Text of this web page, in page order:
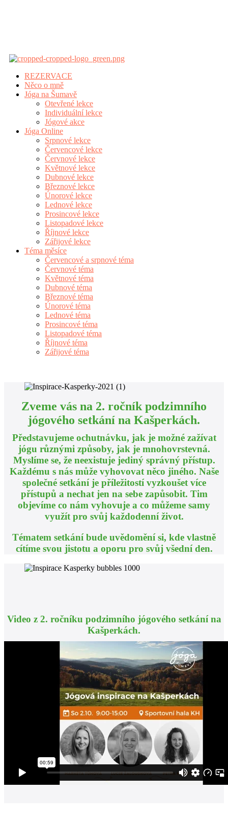
REZERVACE
Něco o mně
Jóga na Šumavě
Otevřené lekce
Individuální lekce
Jógové akce
Jóga Online
Srpnové lekce
Červencové lekce
Červnové lekce
Květnové lekce
Dubnové lekce
Březnové lekce
Únorové lekce
Lednové lekce
Prosincové lekce
Listopadové lekce
Říjnové lekce
Zářijové lekce
Téma měsíce
Červencové a srpnové téma
Červnové téma
Květnové téma
Dubnové téma
Březnové téma
Únorové téma
Lednové téma
Prosincové téma
Listopadové téma
Říjnové téma
Zářijové téma
Zveme vás na 2. ročník podzimního
jógového setkání na Kašperkách.
Představujeme ochutnávku, jak je možné zažívat
jógu různými způsoby, jak je mnohovrstevná.
Myslíme se, že neexistuje jediný správný přístup.
Každému s nás může vyhovovat něco jiného. Naše
společné setkání je příležitostí vyzkoušet více
přístupů a nechat jen na sebe zapůsobit. Tim
objevíme co nám vyhovuje a co můžeme samy
využít pro svůj každodenní život.
Tématem setkání bude uvědomění si, kde vlastně
cítíme svou jistotu a oporu pro svůj všední den.
Video z 2. ročníku podzimního jógového setkání na
Kašperkách.